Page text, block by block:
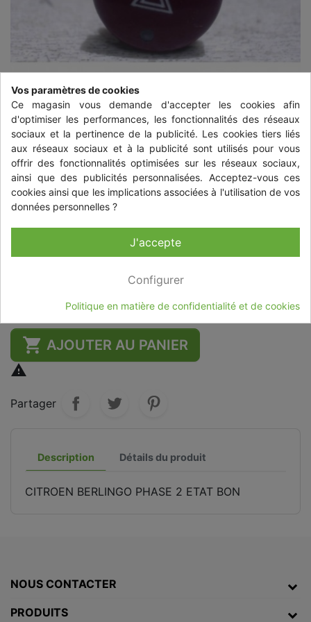
 
BOUTON DE WARNING CITROEN
BERLINGO 1 PHASE 2
- +
 AJOUTER AU PANIER

Partager
Description Détails du produit
CITROEN BERLINGO PHASE 2 ETAT BON
NOUS CONTACTER
PRODUITS
Vos paramètres de cookies
Ce magasin vous demande d'accepter les cookies afin
d'optimiser les performances, les fonctionnalités des réseaux
sociaux et la pertinence de la publicité. Les cookies tiers liés
aux réseaux sociaux et à la publicité sont utilisés pour vous
offrir des fonctionnalités optimisées sur les réseaux sociaux,
ainsi que des publicités personnalisées. Acceptez-vous ces
cookies ainsi que les implications associées à l'utilisation de vos
données personnelles ?
J'accepte
Configurer
Politique en matière de confidentialité et de cookies